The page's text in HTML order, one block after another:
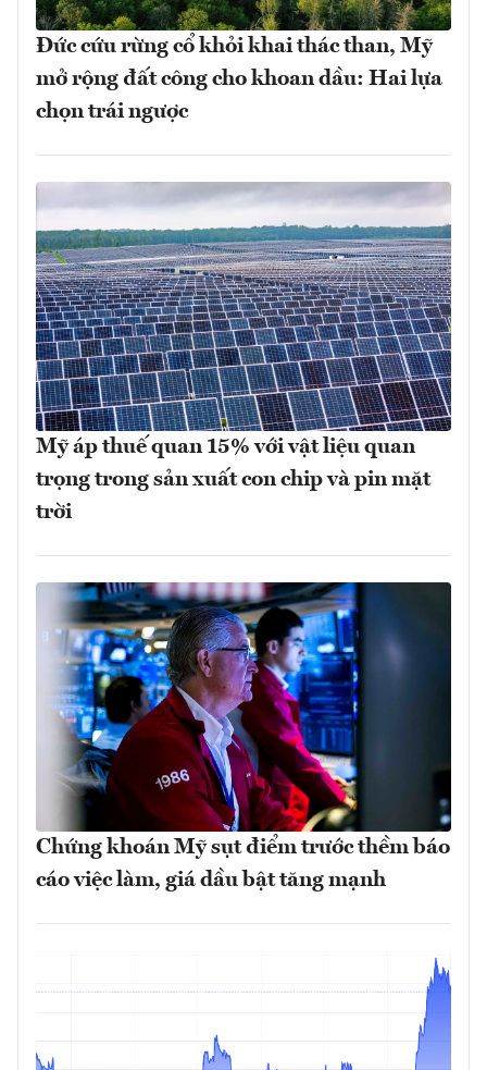
Đức cứu rừng cổ khỏi khai thác than, Mỹ
mở rộng đất công cho khoan dầu: Hai lựa
chọn trái ngược
Mỹ áp thuế quan 15% với vật liệu quan
trọng trong sản xuất con chip và pin mặt
trời
Chứng khoán Mỹ sụt điểm trước thềm báo
cáo việc làm, giá dầu bật tăng mạnh